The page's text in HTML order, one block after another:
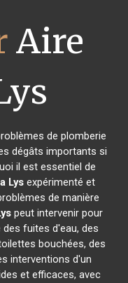
Aire
de plomberie
dégâts importants si
il est essentiel de
Lys expérimenté et
de manière
peut intervenir pour
fuites d'eau, des
bouchées, des
interventions d'un
et efficaces, avec